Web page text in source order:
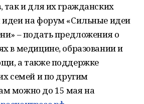
так и для их гражданских
на форум «Сильные идеи
– подать предложения о
в медицине, образовании и
а также поддержке
семей и по другим
можно до 15 мая на